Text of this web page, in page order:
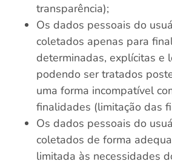
transparência);
Os dados pessoais do
coletados apenas para
determinadas, explícitas e
podendo ser tratados
uma forma incompatível
finalidades (limitação das
Os dados pessoais do
coletados de forma
limitada às necessidades